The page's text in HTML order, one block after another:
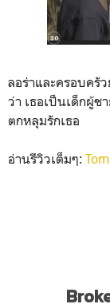
ลอร่าและครอบครั
ว่า เธอเป็นเด็กผู้
ตกหลุมรักเธอ
อ่านรีวิวเต็มๆ: